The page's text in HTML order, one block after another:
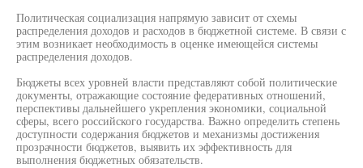
Политическая социализация напрямую зависит от схемы
распределения доходов и расходов в бюджетной системе. В связи с
этим возникает необходимость в оценке имеющейся системы
распределения доходов.
Бюджеты всех уровней власти представляют собой политические
документы, отражающие состояние федеративных отношений,
перспективы дальнейшего укрепления экономики, социальной
сферы, всего российского государства. Важно определить степень
доступности содержания бюджетов и механизмы достижения
прозрачности бюджетов, выявить их эффективность для
выполнения бюджетных обязательств.